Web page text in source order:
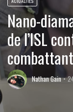
Nano-
de l’ISL
combattant
Nathan Gain